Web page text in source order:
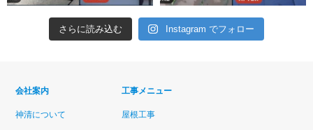
さらに読み込む Instagram でフォロー
会社案内
神清について
工事メニュー
屋根工事